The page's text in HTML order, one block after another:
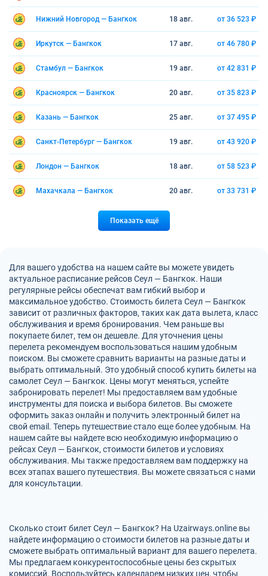
Нижний Новгород — Бангкок 18 авг. от 36 523 ₽
Иркутск — Бангкок 17 авг. от 46 780 ₽
Стамбул — Бангкок 19 авг. от 42 831 ₽
Красноярск — Бангкок 20 авг. от 35 823 ₽
Казань — Бангкок 25 авг. от 37 495 ₽
Санкт-Петербург — Бангкок 19 авг. от 43 920 ₽
Лондон — Бангкок 18 авг. от 58 523 ₽
Махачкала — Бангкок 20 авг. от 33 731 ₽
Показать ещё
Для вашего удобства на нашем сайте вы можете увидеть
актуальное расписание рейсов Сеул — Бангкок. Наши
регулярные рейсы обеспечат вам гибкий выбор и
максимальное удобство. Стоимость билета Сеул — Бангкок
зависит от различных факторов, таких как дата вылета, класс
обслуживания и время бронирования. Чем раньше вы
покупаете билет, тем он дешевле. Для уточнения цены
перелета рекомендуем воспользоваться нашим удобным
поиском. Вы сможете сравнить варианты на разные даты и
выбрать оптимальный. Это удобный способ купить билеты на
самолет Сеул — Бангкок. Цены могут меняться, успейте
забронировать перелет! Мы предоставляем вам удобные
инструменты для поиска и выбора билетов. Вы сможете
оформить заказ онлайн и получить электронный билет на
свой email. Теперь путешествие стало еще более удобным. На
нашем сайте вы найдете всю необходимую информацию о
рейсах Сеул — Бангкок, стоимости билетов и условиях
обслуживания. Мы также предоставляем вам поддержку на
всех этапах вашего путешествия. Вы можете связаться с нами
для консультации.
Сколько стоит билет Сеул — Бангкок? На Uzairways.online вы
найдете информацию о стоимости билетов на разные даты и
сможете выбрать оптимальный вариант для вашего перелета.
Мы предлагаем конкурентоспособные цены без скрытых
комиссий. Воспользуйтесь календарем низких цен, чтобы